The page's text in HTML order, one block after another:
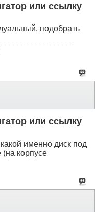
или ссылку
подобрать
или ссылку
именно диск под
корпусе